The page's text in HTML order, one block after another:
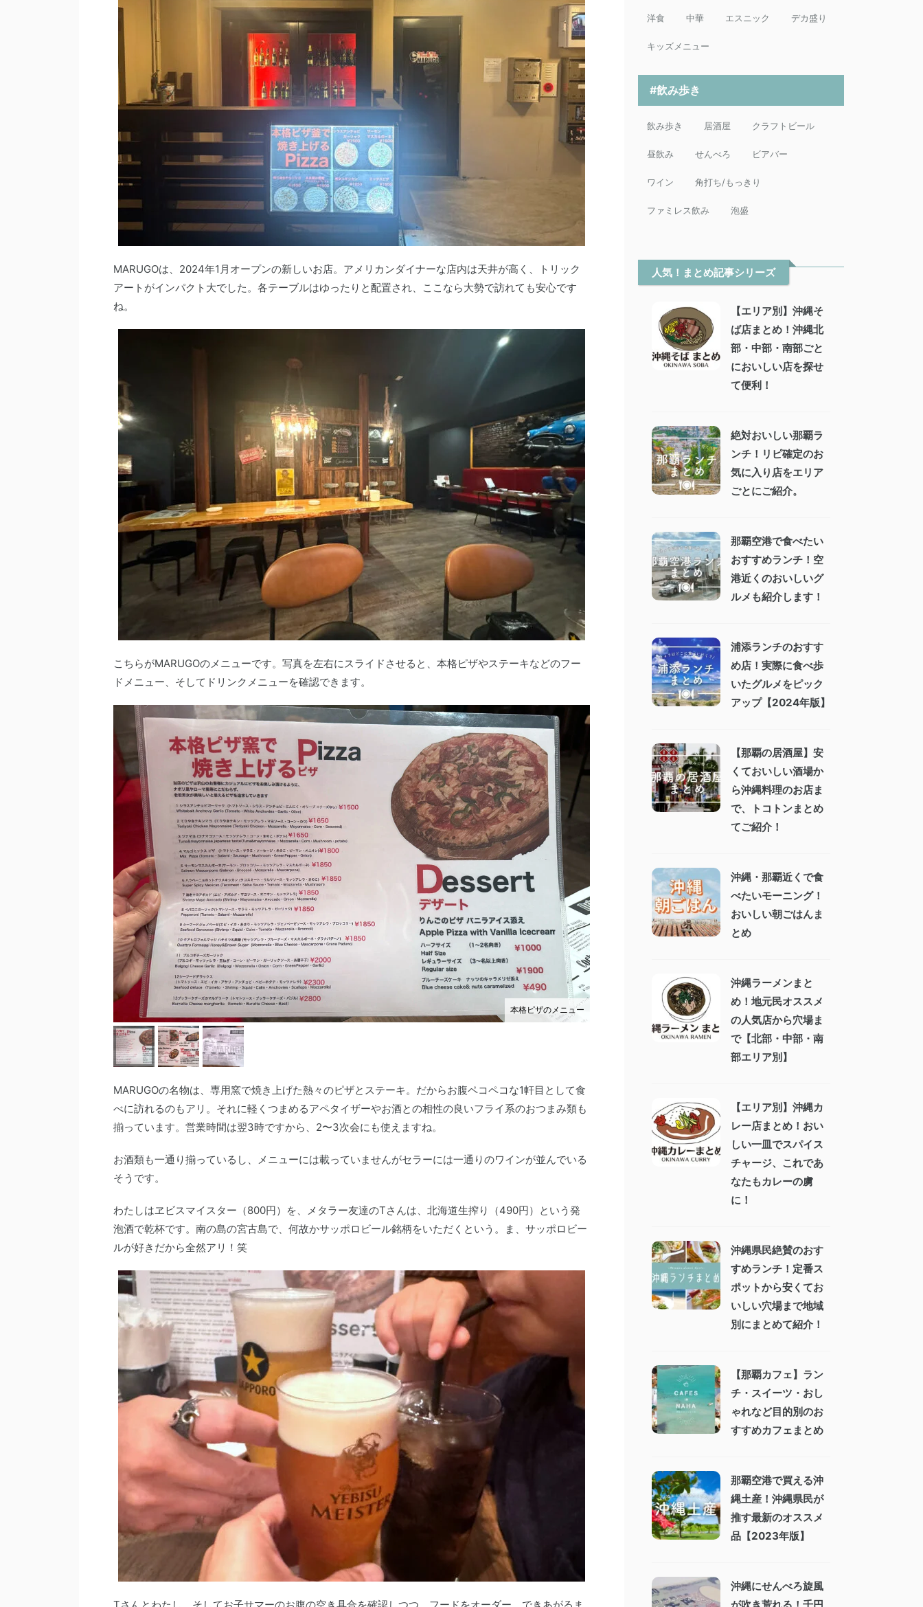
MARUGOは、2024年1月オープンの新しいお店。アメリカンダイナーな店内は天井が高く、トリック
アートがインパクト大でした。各テーブルはゆったりと配置され、ここなら大勢で訪れても安心です
ね。
こちらがMARUGOのメニューです。写真を左右にスライドさせると、本格ピザやステーキなどのフー
ドメニュー、そしてドリンクメニューを確認できます。
本格ピザのメニュー
MARUGOの名物は、専用窯で焼き上げた熱々のピザとステーキ。だからお腹ペコペコな1軒目として食
べに訪れるのもアリ。それに軽くつまめるアペタイザーやお酒との相性の良いフライ系のおつまみ類も
揃っています。営業時間は翌3時ですから、2〜3次会にも使えますね。
お酒類も一通り揃っているし、メニューには載っていませんがセラーには一通りのワインが並んでいる
そうです。
わたしはヱビスマイスター（800円）を、メタラー友達のTさんは、北海道生搾り（490円）という発
泡酒で乾杯です。南の島の宮古島で、何故かサッポロビール銘柄をいただくという。ま、サッポロビー
ルが好きだから全然アリ！笑
洋食 中華 エスニック デカ盛り
キッズメニュー
#飲み歩き
飲み歩き 居酒屋 クラフトビール
昼飲み せんべろ ビアバー
ワイン 角打ち/もっきり
ファミレス飲み 泡盛
人気！まとめ記事シリーズ
【エリア別】沖縄そ
ば店まとめ！沖縄北
部・中部・南部ごと
においしい店を探せ
て便利！
絶対おいしい那覇ラ
ンチ！リピ確定のお
気に入り店をエリア
ごとにご紹介。
那覇空港で食べたい
おすすめランチ！空
港近くのおいしいグ
ルメも紹介します！
浦添ランチのおすす
め店！実際に食べ歩
いたグルメをピック
アップ【2024年版】
【那覇の居酒屋】安
くておいしい酒場か
ら沖縄料理のお店ま
で、トコトンまとめ
てご紹介！
沖縄・那覇近くで食
べたいモーニング！
おいしい朝ごはんま
とめ
沖縄ラーメンまと
め！地元民オススメ
の人気店から穴場ま
で【北部・中部・南
部エリア別】
【エリア別】沖縄カ
レー店まとめ！おい
しい一皿でスパイス
チャージ、これであ
なたもカレーの虜
に！
沖縄県民絶賛のおす
すめランチ！定番ス
ポットから安くてお
いしい穴場まで地域
別にまとめて紹介！
【那覇カフェ】ラン
チ・スイーツ・おし
ゃれなど目的別のお
すすめカフェまとめ
那覇空港で買える沖
縄土産！沖縄県民が
推す最新のオススメ
品【2023年版】
沖縄にせんべろ旋風